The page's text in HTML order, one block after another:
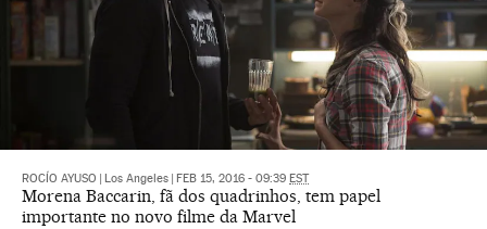
ROCÍO AYUSO Los Angeles FEB 15, 2016 - 09:39 EST
Morena Baccarin, fã dos quadrinhos, tem papel
importante no novo filme da Marvel